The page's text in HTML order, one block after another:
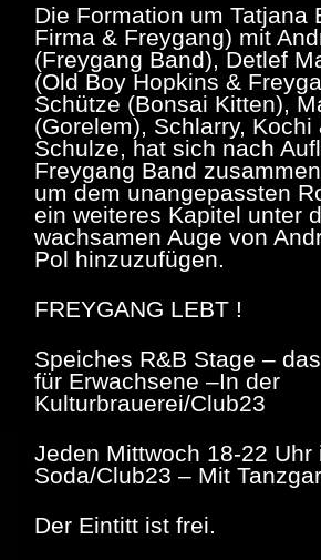
Die Formation um Tatjana
Firma & Freygang) mit
(Freygang Band), Detlef
(Old Boy Hopkins &
Schütze (Bonsai Kitten),
(Gorelem), Schlarry, Kochi
Schulze, hat sich nach
Freygang Band
um dem unangepassten
ein weiteres Kapitel unter
wachsamen Auge von
Pol hinzuzufügen.
FREYGANG LEBT !
Speiches R&B Stage –
für Erwachsene –In der
Kulturbrauerei/Club23
Jeden Mittwoch 18-22 Uhr
Soda/Club23 – Mit
Der Eintitt ist frei.